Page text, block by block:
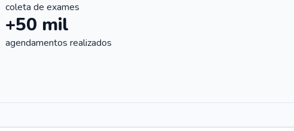
coleta de exames
+50 mil
agendamentos realizados